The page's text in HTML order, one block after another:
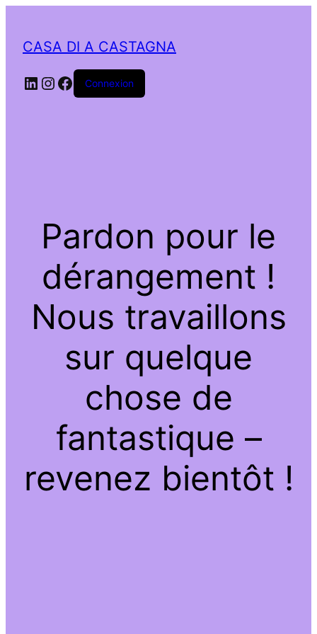
CASA DI A CASTAGNA
LinkedIn
Instagram
Facebook
Connexion
Pardon pour le
dérangement !
Nous travaillons
sur quelque
chose de
fantastique –
revenez bientôt !